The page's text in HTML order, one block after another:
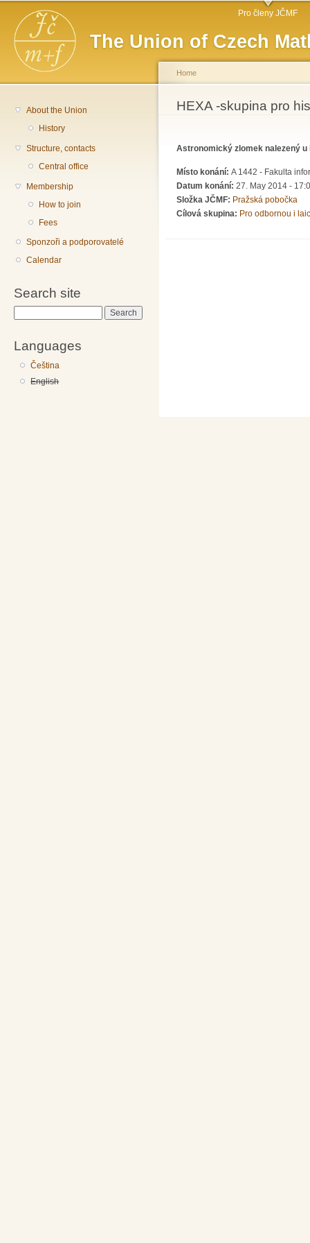
The Union of Czech
Main menu Pro členy JČMF
About the Union
History
Structure, contacts
Central office
Membership
How to join
Fees
Sponzoři a podporovatelé
Calendar
Search site
Languages
Čeština
English
You are here
Home
HEXA -skupina pro
Astronomický zlomek nalezený
Místo konání: A 1442 - Fakulta
Datum konání: 27. May 2014 -
Složka JČMF: Pražská pobočka
Cílová skupina: Pro odbornou i